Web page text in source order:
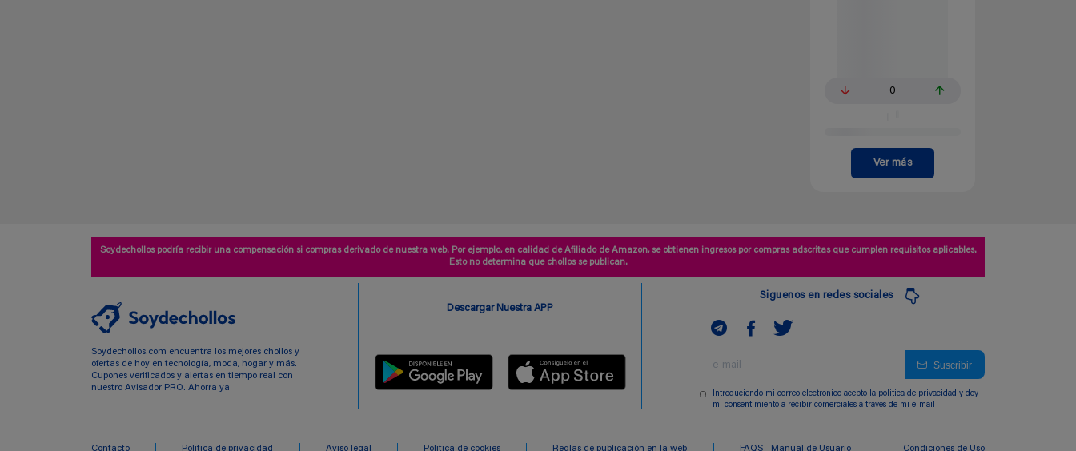
0
Ver más
Soydechollos podría recibir una compensación si compras derivado de nuestra web. Por ejemplo, en calidad de Afiliado de Amazon, se obtienen ingresos por compras adscritas que cumplen requisitos aplicables.
Esto no determina que chollos se publican.
Soydechollos.com encuentra los mejores chollos y
ofertas de hoy en tecnología, moda, hogar y más.
Cupones verificados y alertas en tiempo real con
nuestro Avisador PRO. Ahorra ya
Descargar Nuestra APP
Siguenos en redes sociales
Suscribir
Introduciendo mi correo electronico acepto la politica de privacidad y doy
mi consentimiento a recibir comerciales a traves de mi e-mail
Contacto Politica de privacidad Aviso legal Politica de cookies Reglas de publicación en la web FAQS - Manual de Usuario Condiciones de Uso